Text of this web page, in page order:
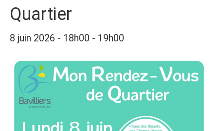
Quartier
8 juin 2026 - 18h00 - 19h00